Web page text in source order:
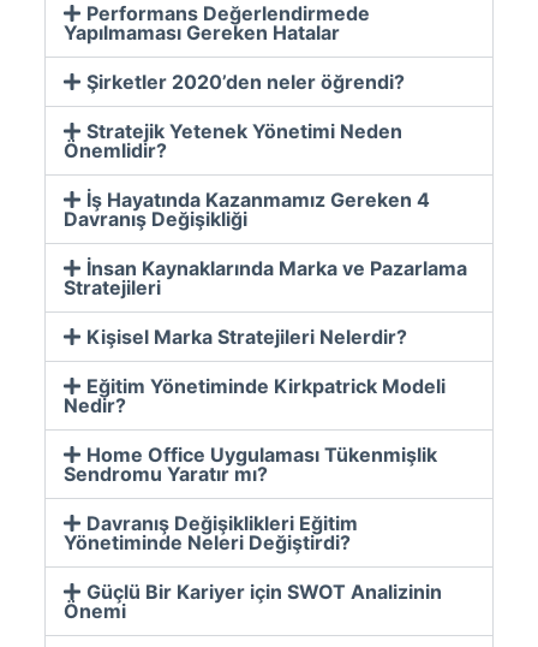
Performans Değerlendirmede
Yapılmaması Gereken Hatalar
Şirketler 2020’den neler öğrendi?
Stratejik Yetenek Yönetimi Neden
Önemlidir?
İş Hayatında Kazanmamız Gereken 4
Davranış Değişikliği
İnsan Kaynaklarında Marka ve Pazarlama
Stratejileri
Kişisel Marka Stratejileri Nelerdir?
Eğitim Yönetiminde Kirkpatrick Modeli
Nedir?
Home Office Uygulaması Tükenmişlik
Sendromu Yaratır mı?
Davranış Değişiklikleri Eğitim
Yönetiminde Neleri Değiştirdi?
Güçlü Bir Kariyer için SWOT Analizinin
Önemi